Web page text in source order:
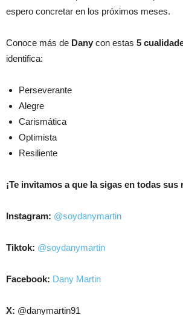
espero concretar en los próximos meses.
Conoce más de Dany con estas 5
identifica:
Perseverante
Alegre
Carismática
Optimista
Resiliente
¡Te invitamos a que la sigas en todas sus
Instagram: @soydanymartin
Tiktok: @soydanymartin
Facebook: Dany Martin
X: @danymartin91